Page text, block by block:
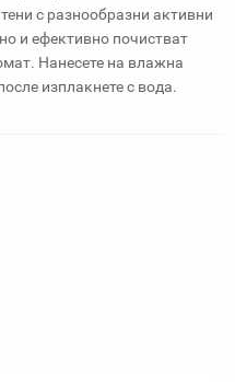
с разнообразни активни
и ефективно почистват
Нанесете на влажна
изплакнете с вода.